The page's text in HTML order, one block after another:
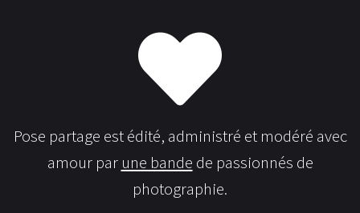
Pose partage est édité, administré et modéré avec
amour par une bande de passionnés de
photographie.